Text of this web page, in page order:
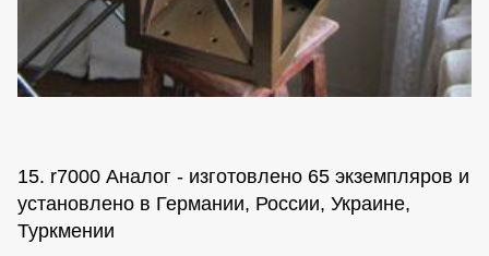
15. r7000 Аналог - изготовлено 65 экземпляров и
установлено в Германии, России, Украине,
Туркмении